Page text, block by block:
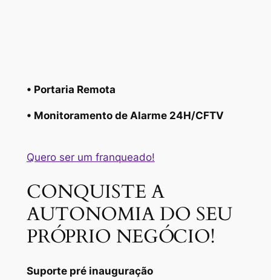
• Portaria Remota
• Monitoramento de Alarme 24H/CFTV
Quero ser um franqueado!
CONQUISTE A
AUTONOMIA DO SEU
PRÓPRIO NEGÓCIO!
Suporte pré inauguração